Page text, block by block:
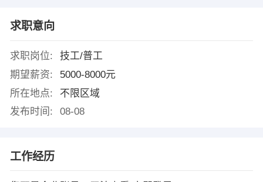
求职意向
求职岗位:
技工/普工
期望薪资:
5000-8000元
所在地点:
不限区域
发布时间:
08-08
工作经历